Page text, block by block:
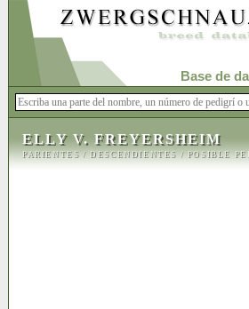
Base de
ELLY V. FREYERSHEIM
PARIENTES/DESCENDIENTES/POSIBLE